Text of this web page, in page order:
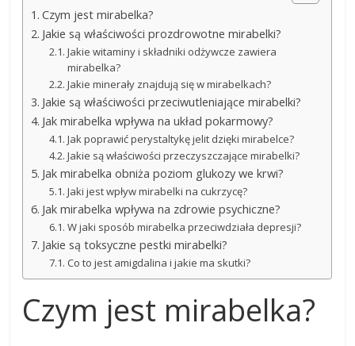
Czym jest mirabelka?
Jakie są właściwości prozdrowotne mirabelki?
Jakie witaminy i składniki odżywcze zawiera
mirabelka?
Jakie minerały znajdują się w mirabelkach?
Jakie są właściwości przeciwutleniające mirabelki?
Jak mirabelka wpływa na układ pokarmowy?
Jak poprawić perystaltykę jelit dzięki mirabelce?
Jakie są właściwości przeczyszczające mirabelki?
Jak mirabelka obniża poziom glukozy we krwi?
Jaki jest wpływ mirabelki na cukrzycę?
Jak mirabelka wpływa na zdrowie psychiczne?
W jaki sposób mirabelka przeciwdziała depresji?
Jakie są toksyczne pestki mirabelki?
Co to jest amigdalina i jakie ma skutki?
Czym jest mirabelka?